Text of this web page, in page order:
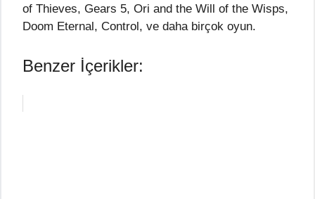
of Thieves, Gears 5, Ori and the Will of the Wisps,
Doom Eternal, Control, ve daha birçok oyun.
Benzer İçerikler: